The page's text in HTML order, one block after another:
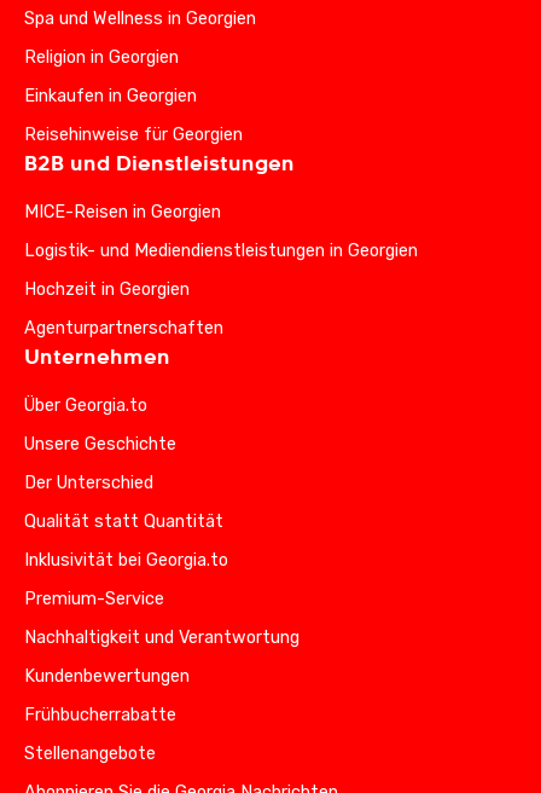
Spa und Wellness in Georgien
Religion in Georgien
Einkaufen in Georgien
Reisehinweise für Georgien
B2B und Dienstleistungen
MICE-Reisen in Georgien
Logistik- und Mediendienstleistungen in Georgien
Hochzeit in Georgien
Agenturpartnerschaften
Unternehmen
Über Georgia.to
Unsere Geschichte
Der Unterschied
Qualität statt Quantität
Inklusivität bei Georgia.to
Premium-Service
Nachhaltigkeit und Verantwortung
Kundenbewertungen
Frühbucherrabatte
Stellenangebote